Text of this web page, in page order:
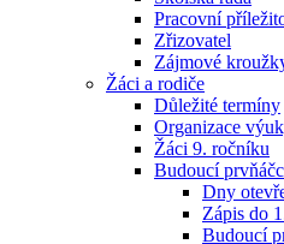
Pracovní
Zřizovatel
Zájmové
Žáci a rodiče
Důležité termíny
Organizace
Žáci 9. ročníku
Budoucí
Dny
Zápis do
Budoucí